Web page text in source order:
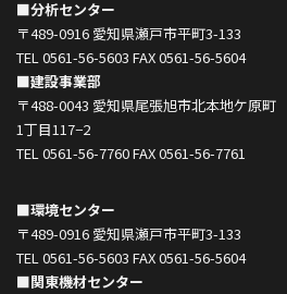
■分析センター
〒489-0916 愛知県瀬戸市平町3-133
TEL 0561-56-5603 FAX 0561-56-5604
■建設事業部
〒488-0043 愛知県尾張旭市北本地ケ原町
1丁目117−2
TEL 0561-56-7760 FAX 0561-56-7761
■環境センター
〒489-0916 愛知県瀬戸市平町3-133
TEL 0561-56-5603 FAX 0561-56-5604
■関東機材センター